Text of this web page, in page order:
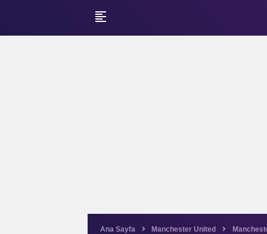
format_align_left
Ana Sayfa Manchester United